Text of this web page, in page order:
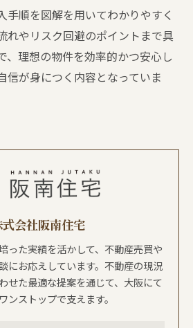
手順を図解を用いてわかりやすく
れやリスク回避のポイントまで具
、理想の物件を効率的かつ安心し
信が身につく内容となっていま
会社阪南住宅
った実績を活かして、不動産売買や
にお応えしています。不動産の現況
せた最適な提案を通じて、大阪にて
ンストップで支えます。